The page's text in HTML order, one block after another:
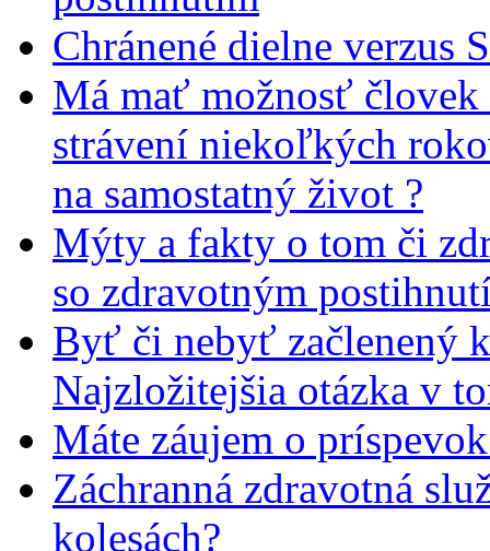
Chránené dielne verzus
Má mať možnosť
strávení niekoľkých
na samostatný život ?
Mýty a fakty o tom či
so zdravotným
Byť či nebyť začlenený
Najzložitejšia otázka v
Máte záujem o
Záchranná zdravotná
kolesách?